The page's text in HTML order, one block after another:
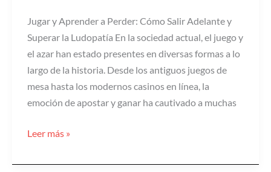
Jugar y Aprender a Perder: Cómo Salir Adelante y
Superar la Ludopatía En la sociedad actual, el juego y
el azar han estado presentes en diversas formas a lo
largo de la historia. Desde los antiguos juegos de
mesa hasta los modernos casinos en línea, la
emoción de apostar y ganar ha cautivado a muchas
Adelante
y
Superar
la
Ludopatía
Leer más »